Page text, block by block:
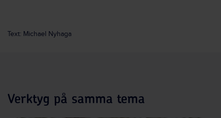
Text: Michael Nyhaga
Verktyg på samma tema